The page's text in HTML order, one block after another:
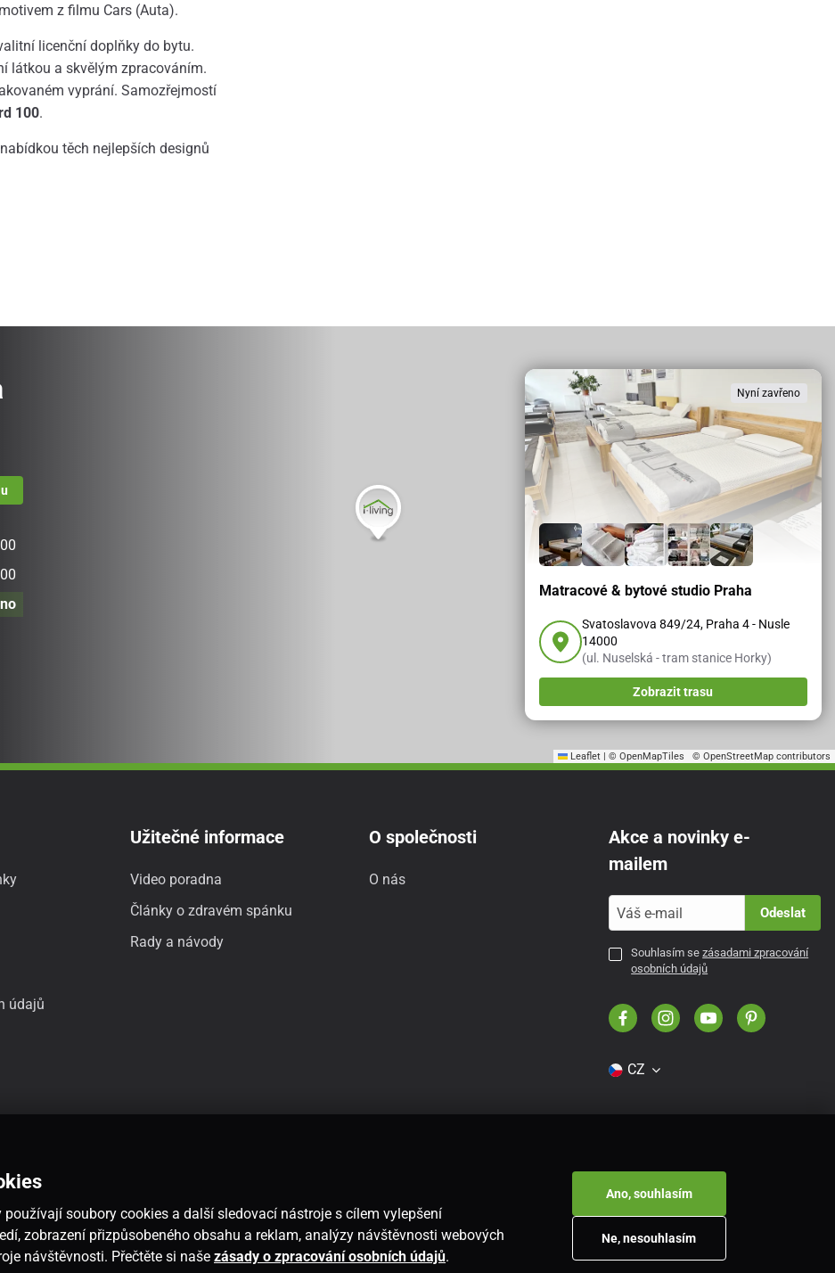
z filmu Cars (Auta).
licenční doplňky do bytu.
látkou a skvělým zpracováním.
vyprání. Samozřejmostí
100.
těch nejlepších designů
Leaflet © OpenMapTiles © OpenStreetMap contributors
Nyní zavřeno
Matracové & bytové studio Praha
Svatoslavova 849/24, Praha 4 - Nusle
14000
(ul. Nuselská - tram stanice Horky)
Zobrazit trasu
údajů
Užitečné informace
Video poradna
Články o zdravém spánku
Rady a návody
O společnosti
O nás
Akce a novinky e-
mailem
Odeslat
Souhlasím sezásadami zpracování
osobních údajů
CZ
používají soubory cookies a další sledovací nástroje s cílem vylepšení
zobrazení přizpůsobeného obsahu a reklam, analýzy návštěvnosti webových
návštěvnosti. Přečtěte si naše zásady o zpracování osobních údajů.
Ne, nesouhlasím
Ano, souhlasím